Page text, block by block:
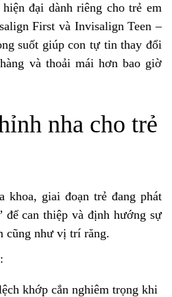
đại dành riêng cho trẻ em
First và Invisalign Teen –
suốt giúp con tự tin thay đổi
và thoải mái hơn bao giờ
nha cho trẻ
khoa, giai đoạn trẻ đang phát
để can thiệp và định hướng sự
cũng như vị trí răng.
khớp cắn nghiêm trọng khi